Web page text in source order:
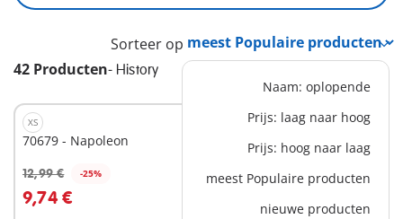
42 Producten- History
Sorteer op
Naam: oplopende
Prijs: laag naar hoog
Prijs: hoog naar laag
meest Populaire producten
nieuwe producten
XS
70679 - Napoleon
12,99 € -25%
9,74 €
In winkelwagen
EXCLUSIEF XL
70953 - Middeleeuwse
gevangenistoren
59,99 €
In winkelwagen